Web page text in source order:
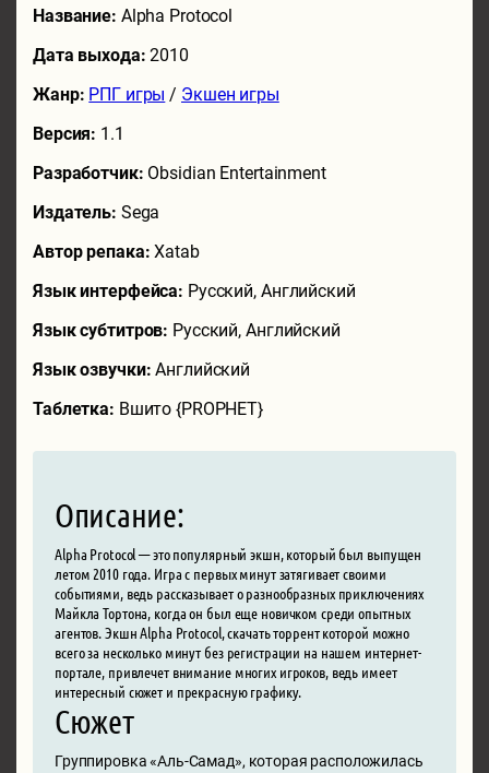
Название: Alpha Protocol
Дата выхода:2010
Жанр: РПГ игры / Экшен игры
Версия: 1.1
Разработчик: Obsidian Entertainment
Издатель: Sega
Автор репака:Xatab
Язык интерфейса: Русский, Английский
Язык субтитров: Русский, Английский
Язык озвучки:Английский
Таблетка: Вшито {PROPHET}
Описание:
Alpha Protocol — это популярный экшн, который был выпущен
летом 2010 года. Игра с первых минут затягивает своими
событиями, ведь рассказывает о разнообразных приключениях
Майкла Тортона, когда он был еще новичком среди опытных
агентов. Экшн Alpha Protocol, скачать торрент которой можно
всего за несколько минут без регистрации на нашем интернет-
портале, привлечет внимание многих игроков, ведь имеет
интересный сюжет и прекрасную графику.
Сюжет
Группировка «Аль-Самад», которая расположилась